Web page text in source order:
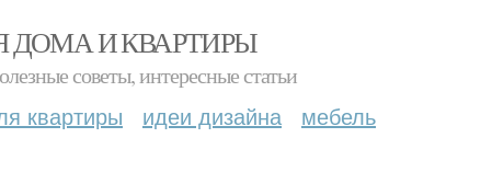
ДОМА И КВАРТИРЫ
советы, интересные статьи
квартиры идеи дизайна мебель